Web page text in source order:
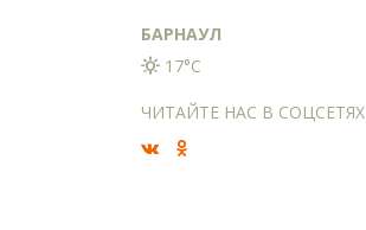
БАРНАУЛ
17°C
ЧИТАЙТЕ НАС В СОЦСЕТЯХ